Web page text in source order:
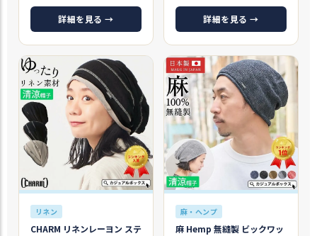
詳細を見る → 詳細を見る →
リネン
CHARM リネンレーヨン ステ
麻・ヘンプ
麻 Hemp 無縫製 ビックワッ